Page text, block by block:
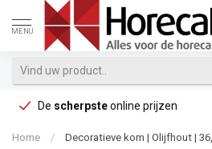
MENU
De scherpsteonline prijzen
Home / Decoratieve kom | Olijfhout |